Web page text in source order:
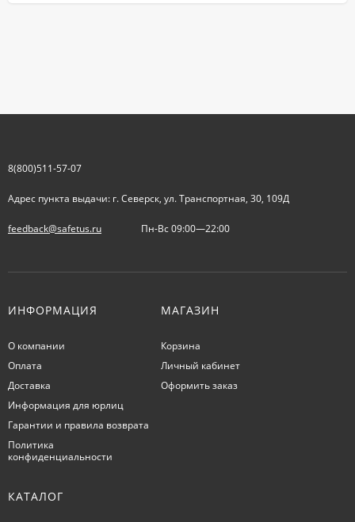
8(800)511-57-07
Адрес пункта выдачи: г. Северск, ул. Транспортная, 30, 109Д
feedback@safetus.ru Пн-Вс 09:00—22:00
ИНФОРМАЦИЯ
О компании
Оплата
Доставка
Информация для юрлиц
Гарантии и правила возврата
Политика
конфиденциальности
МАГАЗИН
Корзина
Личный кабинет
Оформить заказ
КАТАЛОГ